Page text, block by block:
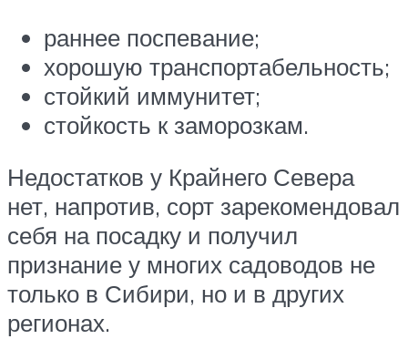
раннее поспевание;
хорошую транспортабельность;
стойкий иммунитет;
стойкость к заморозкам.
Недостатков у Крайнего Севера
нет, напротив, сорт зарекомендовал
себя на посадку и получил
признание у многих садоводов не
только в Сибири, но и в других
регионах.